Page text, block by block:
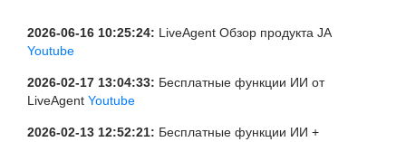
2026-06-16 10:25:24: LiveAgent Обзор продукта JA
Youtube
2026-02-17 13:04:33: Бесплатные функции ИИ от
LiveAgent Youtube
2026-02-13 12:52:21: Бесплатные функции ИИ +